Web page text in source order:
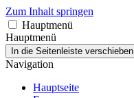
Zum Inhalt springen
Hauptmenü
Hauptmenü
In die Seitenleiste verschieben
Navigation
Hauptseite